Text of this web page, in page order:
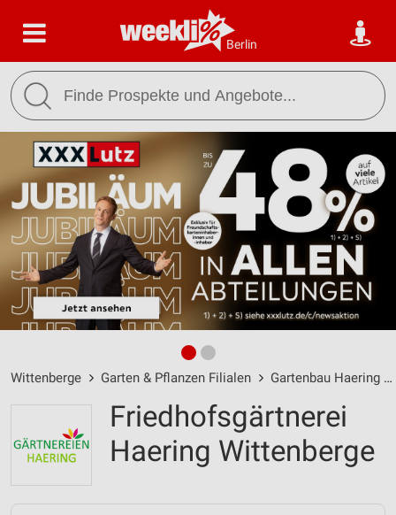
Berlin
Wittenberge Garten & Pflanzen Filialen Gartenbau Haering Filialen
Friedhofsgärtnerei
Haering Wittenberge